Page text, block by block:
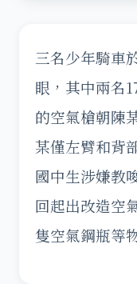
三名少年騎車
眼，其中兩名
的空氣槍朝陳
某僅左臂和背
國中生涉嫌教
回起出改造空
隻空氣鋼瓶等